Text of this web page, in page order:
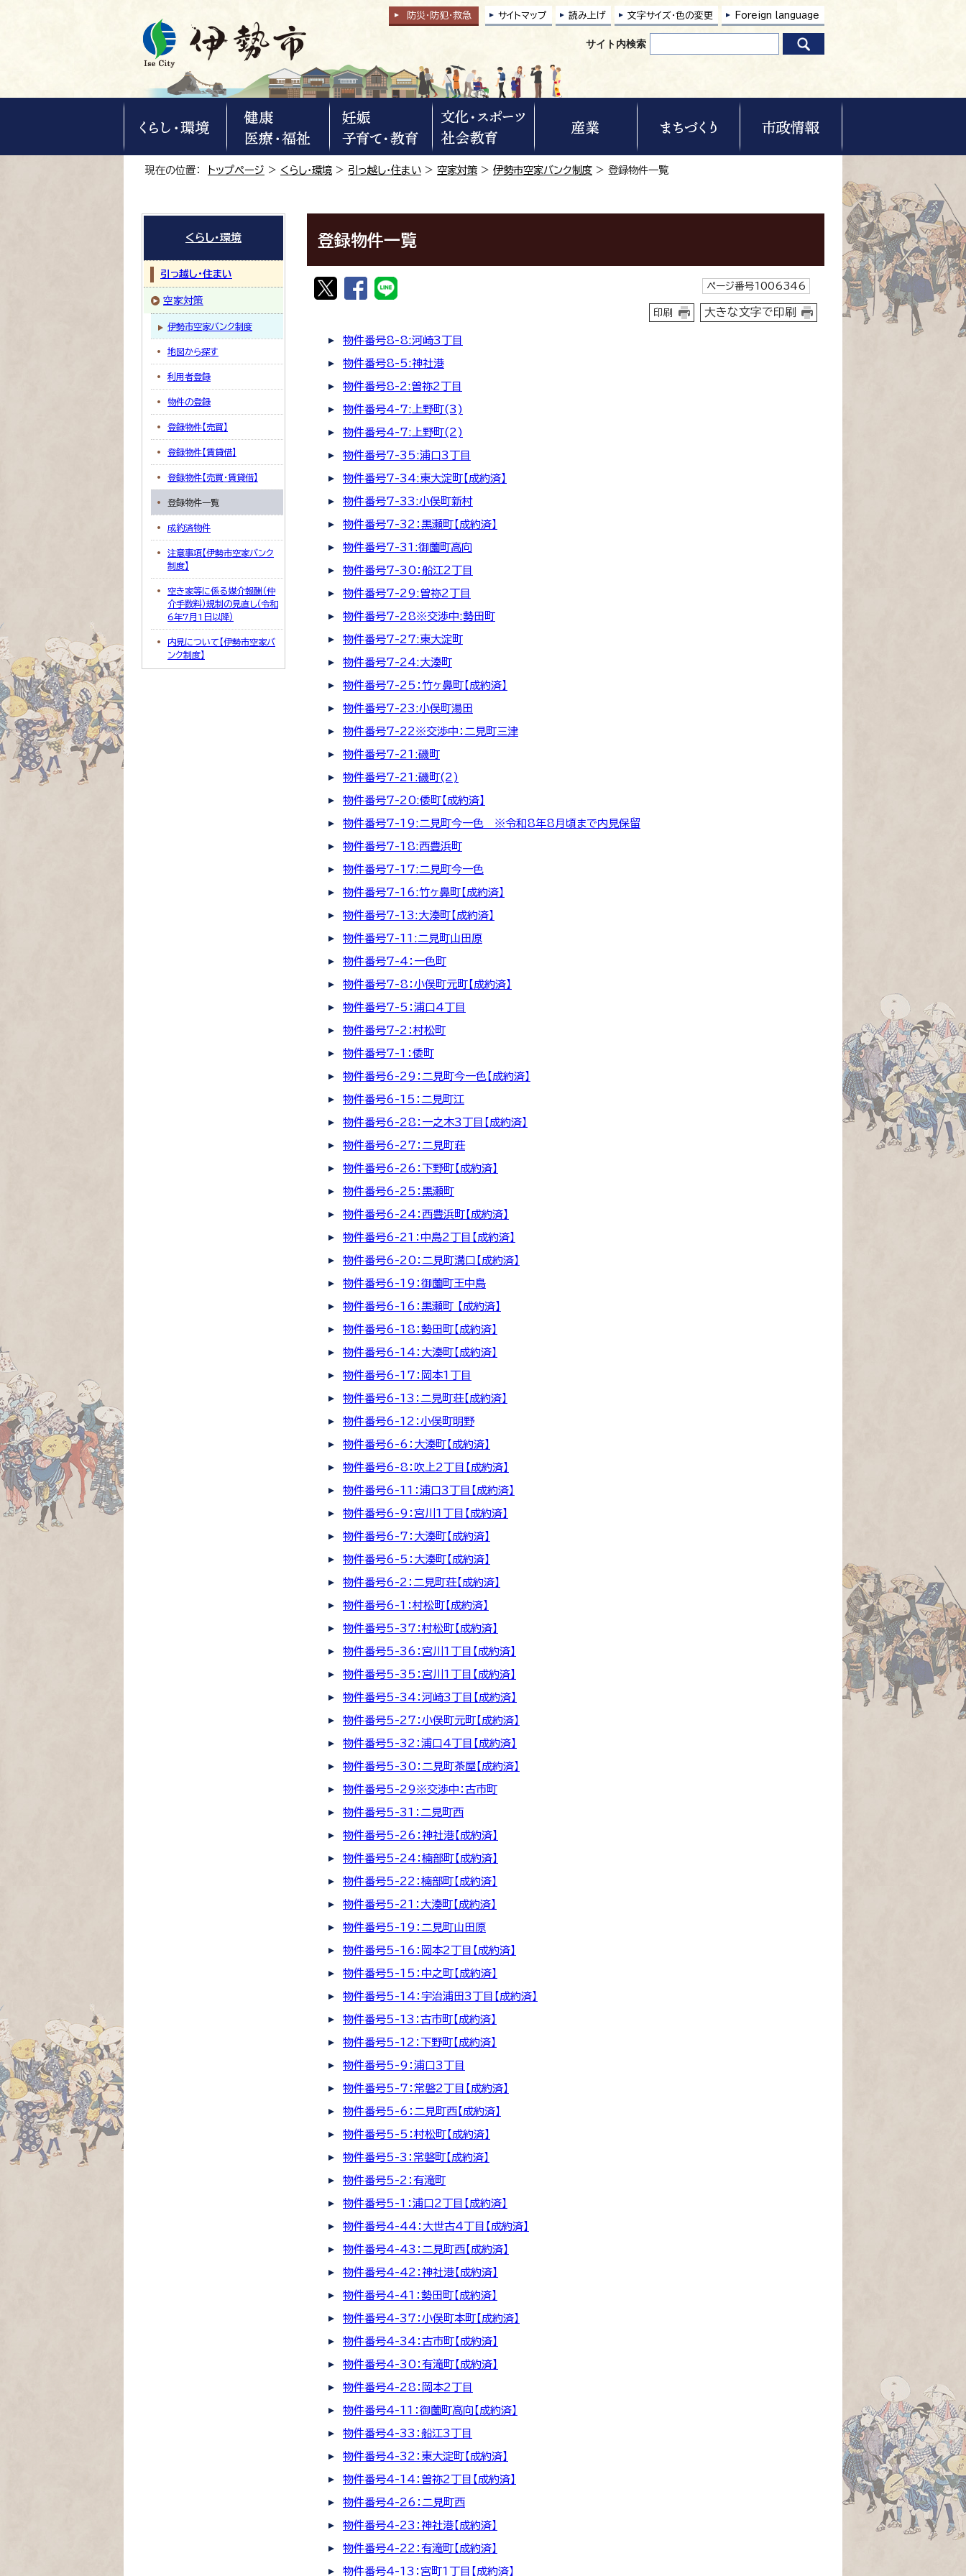
防災・防犯・救急 サイトマップ 読み上げ 文字サイズ・色の変更 Foreign language
サイト内検索
現在の位置： トップページ > くらし・環境 > 引っ越し・住まい > 空家対策 > 伊勢市空家バンク制度 > 登録物件一覧
登録物件一覧
ページ番号1006346
印刷 大きな文字で印刷
物件番号8-8:河崎3丁目
物件番号8-5:神社港
物件番号8-2:曽祢2丁目
物件番号4-7:上野町(3)
物件番号4-7:上野町(2)
物件番号7-35:浦口3丁目
物件番号7-34:東大淀町【成約済】
物件番号7-33:小俣町新村
物件番号7-32：黒瀬町【成約済】
物件番号7-31:御薗町高向
物件番号7-30：船江2丁目
物件番号7-29:曽祢2丁目
物件番号7-28※交渉中:勢田町
物件番号7-27:東大淀町
物件番号7-24:大湊町
物件番号7-25：竹ヶ鼻町【成約済】
物件番号7-23:小俣町湯田
物件番号7-22※交渉中：二見町三津
物件番号7-21:磯町
物件番号7-21:磯町(2)
物件番号7-20:倭町【成約済】
物件番号7-19:二見町今一色 ※令和8年8月頃まで内見保留
物件番号7-18:西豊浜町
物件番号7-17:二見町今一色
物件番号7-16:竹ヶ鼻町【成約済】
物件番号7-13:大湊町【成約済】
物件番号7-11:二見町山田原
物件番号7-4：一色町
物件番号7-8：小俣町元町【成約済】
物件番号7-5：浦口4丁目
物件番号7-2：村松町
物件番号7-1：倭町
物件番号6-29：二見町今一色【成約済】
物件番号6-15：二見町江
物件番号6-28：一之木3丁目【成約済】
物件番号6-27：二見町荘
物件番号6-26：下野町【成約済】
物件番号6-25：黒瀬町
物件番号6-24：西豊浜町【成約済】
物件番号6-21：中島2丁目【成約済】
物件番号6-20：二見町溝口【成約済】
物件番号6-19：御薗町王中島
物件番号6-16：黒瀬町 【成約済】
物件番号6-18：勢田町【成約済】
物件番号6-14：大湊町【成約済】
物件番号6-17：岡本1丁目
物件番号6-13：二見町荘【成約済】
物件番号6-12：小俣町明野
物件番号6-6：大湊町【成約済】
物件番号6-8：吹上2丁目【成約済】
物件番号6-11：浦口3丁目【成約済】
物件番号6-9：宮川1丁目【成約済】
物件番号6-7：大湊町【成約済】
物件番号6-5：大湊町【成約済】
物件番号6-2：二見町荘【成約済】
物件番号6-1：村松町【成約済】
物件番号5-37：村松町【成約済】
物件番号5-36：宮川1丁目【成約済】
物件番号5-35：宮川1丁目【成約済】
物件番号5-34：河崎3丁目【成約済】
物件番号5-27：小俣町元町【成約済】
物件番号5-32：浦口4丁目【成約済】
物件番号5-30：二見町茶屋【成約済】
物件番号5-29※交渉中：古市町
物件番号5-31：二見町西
物件番号5-26：神社港【成約済】
物件番号5-24：楠部町【成約済】
物件番号5-22：楠部町【成約済】
物件番号5-21：大湊町【成約済】
物件番号5-19：二見町山田原
物件番号5-16：岡本2丁目【成約済】
物件番号5-15：中之町【成約済】
物件番号5-14：宇治浦田3丁目【成約済】
物件番号5-13：古市町【成約済】
物件番号5-12：下野町【成約済】
物件番号5-9：浦口3丁目
物件番号5-7：常磐2丁目【成約済】
物件番号5-6：二見町西【成約済】
物件番号5-5：村松町【成約済】
物件番号5-3：常磐町【成約済】
物件番号5-2：有滝町
物件番号5-1：浦口2丁目【成約済】
物件番号4-44：大世古4丁目【成約済】
物件番号4-43：二見町西【成約済】
物件番号4-42：神社港【成約済】
物件番号4-41：勢田町【成約済】
物件番号4-37：小俣町本町【成約済】
物件番号4-34：古市町【成約済】
物件番号4-30：有滝町【成約済】
物件番号4-28：岡本2丁目
物件番号4-11：御薗町高向【成約済】
物件番号4-33：船江3丁目
物件番号4-32：東大淀町【成約済】
物件番号4-14：曽祢2丁目【成約済】
物件番号4-26：二見町西
物件番号4-23：神社港【成約済】
物件番号4-22：有滝町【成約済】
物件番号4-13：宮町1丁目【成約済】
くらし・環境
引っ越し・住まい
空家対策
伊勢市空家バンク制度
地図から探す
利用者登録
物件の登録
登録物件【売買】
登録物件【賃貸借】
登録物件【売買・賃貸借】
登録物件一覧
成約済物件
注意事項【伊勢市空家バンク
制度】
空き家等に係る媒介報酬（仲
介手数料）規制の見直し（令和
6年7月1日以降）
内見について【伊勢市空家バ
ンク制度】